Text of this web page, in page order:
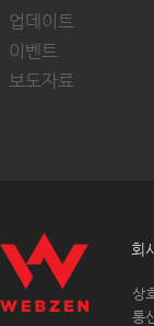
업데이트
이벤트
보도자료
회
상
통